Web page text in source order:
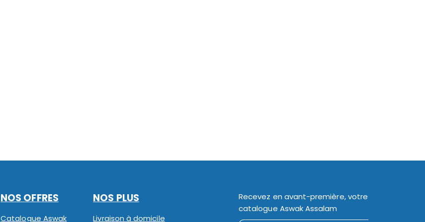
NOS OFFRES
Catalogue Aswak
NOS PLUS
Livraison à domicile
Recevez en avant-première, votre
catalogue Aswak Assalam